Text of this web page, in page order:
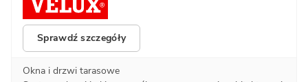
Sprawdź szczegóły
Okna i drzwi tarasowe